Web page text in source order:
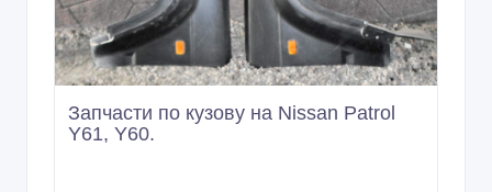
Запчасти по кузову на Nissan Patrol
Y61, Y60.